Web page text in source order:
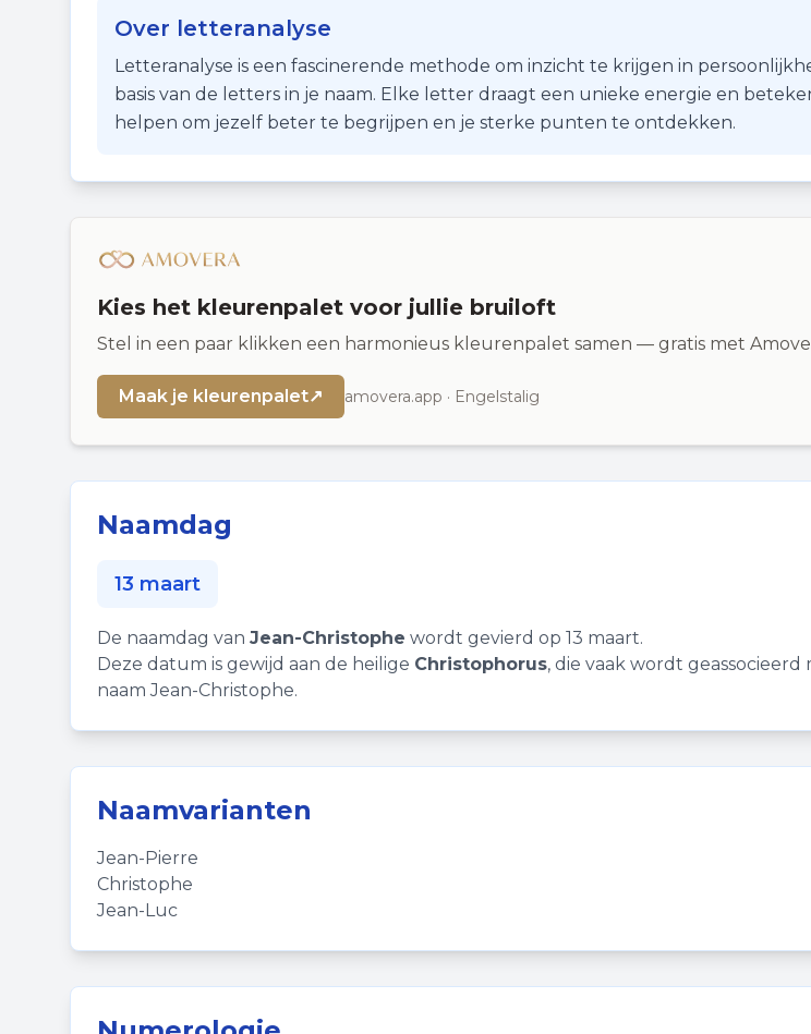
Over letteranalyse
Letteranalyse is een fascinerende methode om inzicht te krijgen in
basis van de letters in je naam. Elke letter draagt een unieke energie en
helpen om jezelf beter te begrijpen en je sterke punten te ontdekken.
Kies het kleurenpalet voor jullie bruiloft
Stel in een paar klikken een harmonieus kleurenpalet samen — gratis met
Maak je kleurenpalet↗ amovera.app · Engelstalig
Naamdag
13 maart
De naamdag van Jean-Christophe wordt gevierd op 13 maart.
Deze datum is gewijd aan de heilige Christophorus, die vaak wordt geassocieerd
naam Jean-Christophe.
Naamvarianten
Jean-Pierre
Christophe
Jean-Luc